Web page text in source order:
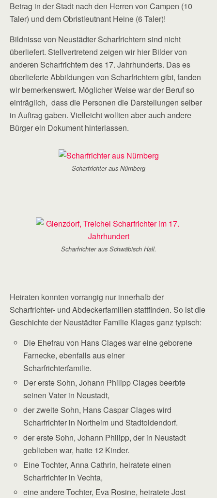
Betrag in der Stadt nach den Herren von Campen (10
Taler) und dem Obristleutnant Heine (6 Taler)!
Bildnisse von Neustädter Scharfrichtern sind nicht
überliefert. Stellvertretend zeigen wir hier Bilder von
anderen Scharfrichtern des 17. Jahrhunderts. Das es
überlieferte Abbildungen von Scharfrichtern gibt, fanden
wir bemerkenswert. Möglicher Weise war der Beruf so
einträglich, dass die Personen die Darstellungen selber
in Auftrag gaben. Vielleicht wollten aber auch andere
Bürger ein Dokument hinterlassen.
Scharfrichter aus Nürnberg
Scharfrichter aus Schwäbisch Hall.
Heiraten konnten vorrangig nur innerhalb der
Scharfrichter- und Abdeckerfamilien stattfinden. So ist die
Geschichte der Neustädter Familie Klages ganz typisch:
Die Ehefrau von Hans Clages war eine geborene
Farnecke, ebenfalls aus einer
Scharfrichterfamilie.
Der erste Sohn, Johann Philipp Clages beerbte
seinen Vater in Neustadt,
der zweite Sohn, Hans Caspar Clages wird
Scharfrichter in Northeim und Stadtoldendorf.
der erste Sohn, Johann Philipp, der in Neustadt
geblieben war, hatte 12 Kinder.
Eine Tochter, Anna Cathrin, heiratete einen
Scharfrichter in Vechta,
eine andere Tochter, Eva Rosine, heiratete Jost